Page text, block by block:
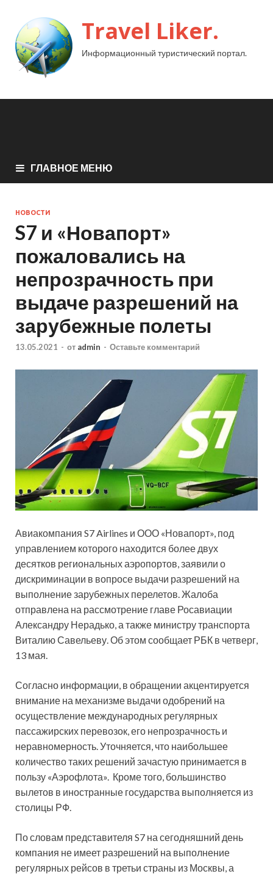
Travel Liker.
Информационный туристический портал.
ГЛАВНОЕ МЕНЮ
НОВОСТИ
S7 и «Новапорт»
пожаловались на
непрозрачность при
выдаче разрешений на
зарубежные полеты
13.05.2021 - от admin - Оставьте комментарий
Авиакомпания S7 Airlines и ООО «Новапорт», под
управлением которого находится более двух
десятков региональных аэропортов, заявили о
дискриминации в вопросе выдачи разрешений на
выполнение зарубежных перелетов. Жалоба
отправлена на рассмотрение главе Росавиации
Александру Нерадько, а также министру транспорта
Виталию Савельеву. Об этом сообщает РБК в четверг,
13 мая.
Согласно информации, в обращении акцентируется
внимание на механизме выдачи одобрений на
осуществление международных регулярных
пассажирских перевозок, его непрозрачность и
неравномерность. Уточняется, что наибольшее
количество таких решений зачастую принимается в
пользу «Аэрофлота». Кроме того, большинство
вылетов в иностранные государства выполняется из
столицы РФ.
По словам представителя S7 на сегодняшний день
компания не имеет разрешений на выполнение
регулярных рейсов в третьи страны из Москвы, а